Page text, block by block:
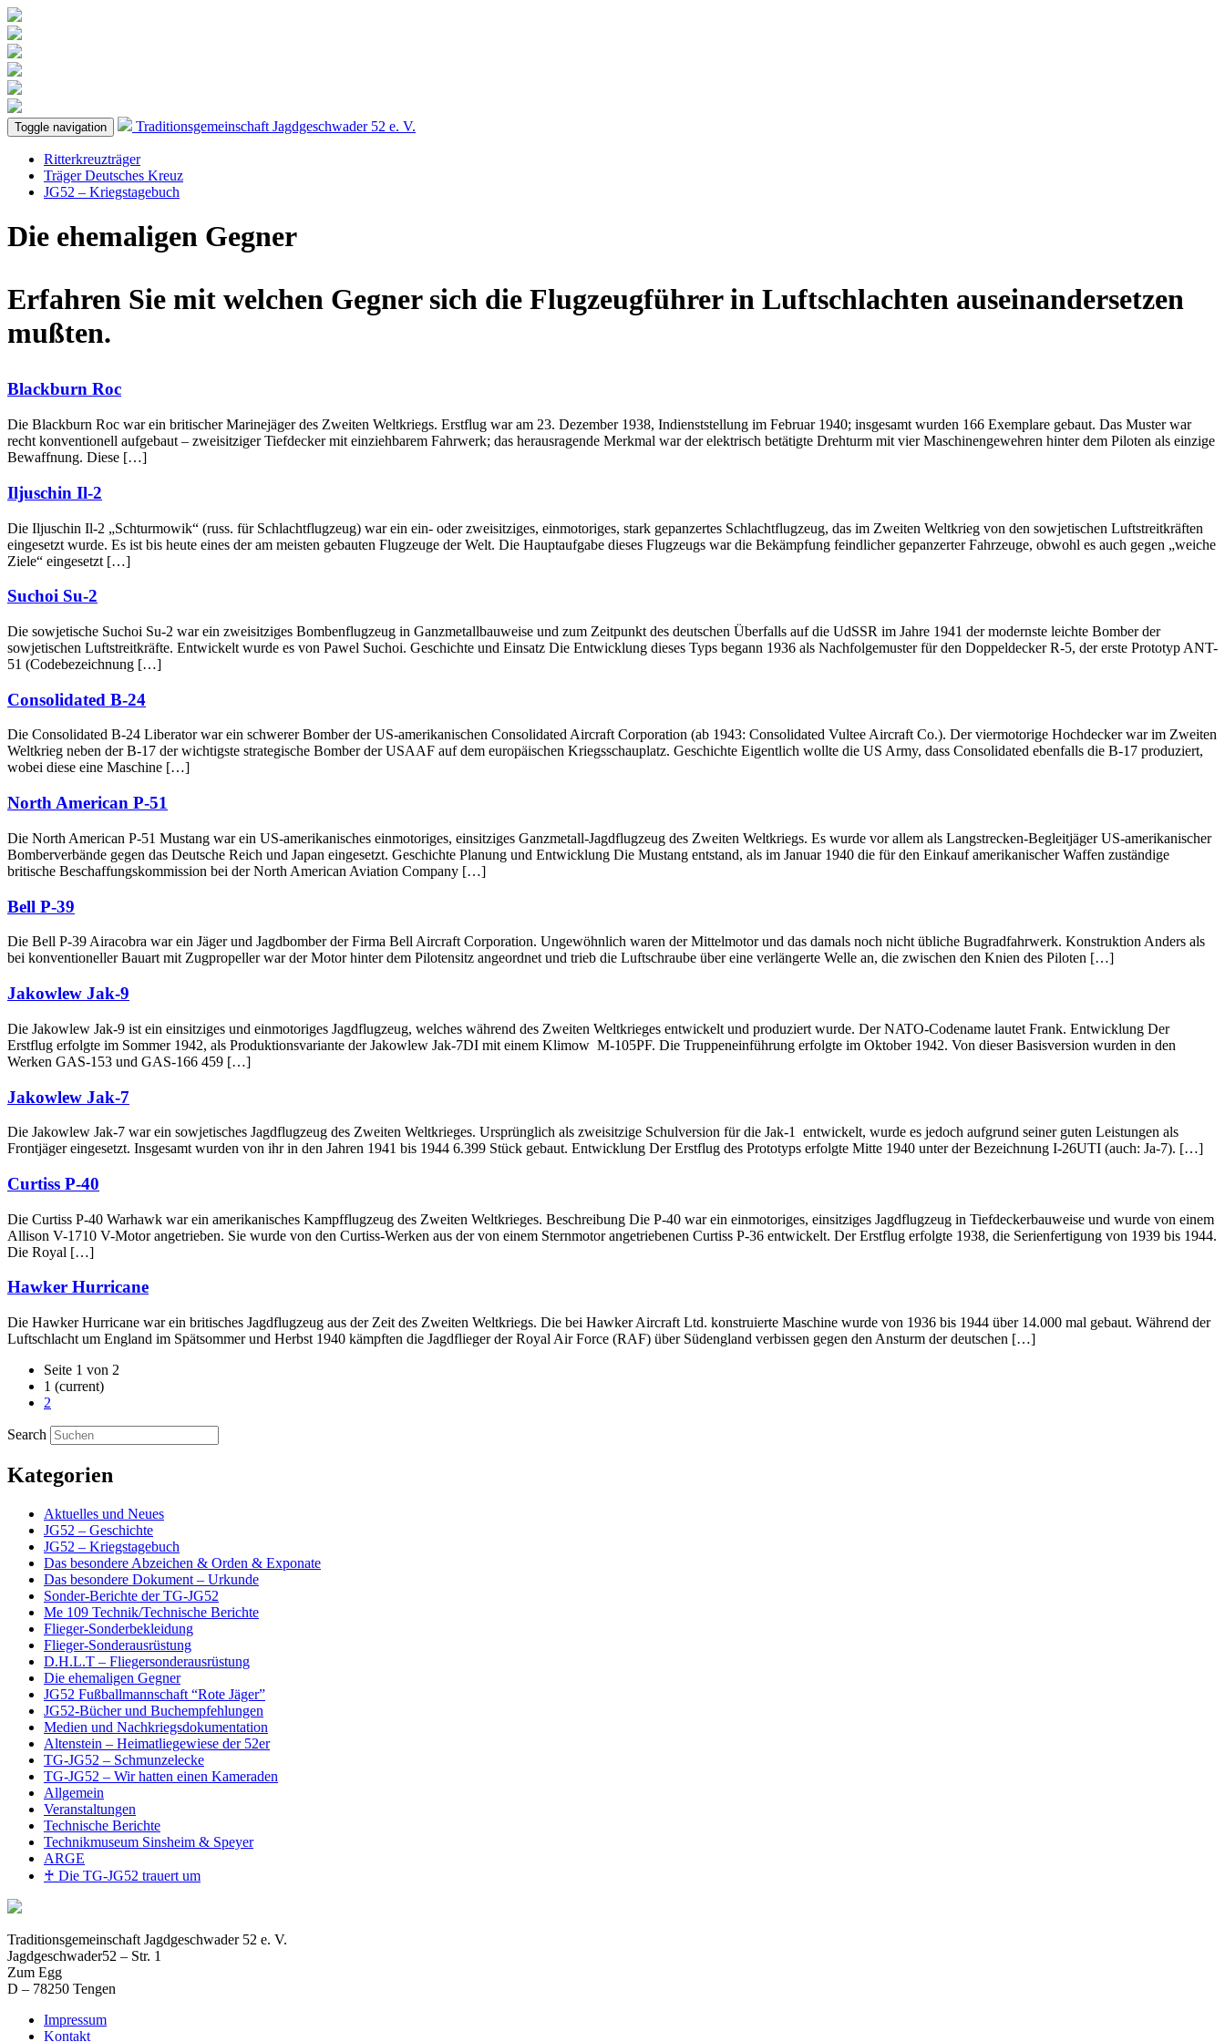
Toggle navigation Traditionsgemeinschaft Jagdgeschwader 52 e. V.
Ritterkreuzträger
Träger Deutsches Kreuz
JG52 – Kriegstagebuch
Die ehemaligen Gegner
Erfahren Sie mit welchen Gegner sich die Flugzeugführer in Luftschlachten auseinandersetzen
mußten.
Blackburn Roc
Die Blackburn Roc war ein britischer Marinejäger des Zweiten Weltkriegs. Erstflug war am 23. Dezember 1938, Indienststellung im Februar 1940; insgesamt wurden 166 Exemplare gebaut. Das Muster war
recht konventionell aufgebaut – zweisitziger Tiefdecker mit einziehbarem Fahrwerk; das herausragende Merkmal war der elektrisch betätigte Drehturm mit vier Maschinengewehren hinter dem Piloten als einzige
Bewaffnung. Diese […]
Iljuschin Il-2
Die Iljuschin Il-2 „Schturmowik“ (russ. für Schlachtflugzeug) war ein ein- oder zweisitziges, einmotoriges, stark gepanzertes Schlachtflugzeug, das im Zweiten Weltkrieg von den sowjetischen Luftstreitkräften
eingesetzt wurde. Es ist bis heute eines der am meisten gebauten Flugzeuge der Welt. Die Hauptaufgabe dieses Flugzeugs war die Bekämpfung feindlicher gepanzerter Fahrzeuge, obwohl es auch gegen „weiche
Ziele“ eingesetzt […]
Suchoi Su-2
Die sowjetische Suchoi Su-2 war ein zweisitziges Bombenflugzeug in Ganzmetallbauweise und zum Zeitpunkt des deutschen Überfalls auf die UdSSR im Jahre 1941 der modernste leichte Bomber der
sowjetischen Luftstreitkräfte. Entwickelt wurde es von Pawel Suchoi. Geschichte und Einsatz Die Entwicklung dieses Typs begann 1936 als Nachfolgemuster für den Doppeldecker R-5, der erste Prototyp ANT-
51 (Codebezeichnung […]
Consolidated B-24
Die Consolidated B-24 Liberator war ein schwerer Bomber der US-amerikanischen Consolidated Aircraft Corporation (ab 1943: Consolidated Vultee Aircraft Co.). Der viermotorige Hochdecker war im Zweiten
Weltkrieg neben der B-17 der wichtigste strategische Bomber der USAAF auf dem europäischen Kriegsschauplatz. Geschichte Eigentlich wollte die US Army, dass Consolidated ebenfalls die B-17 produziert,
wobei diese eine Maschine […]
North American P-51
Die North American P-51 Mustang war ein US-amerikanisches einmotoriges, einsitziges Ganzmetall-Jagdflugzeug des Zweiten Weltkriegs. Es wurde vor allem als Langstrecken-Begleitjäger US-amerikanischer
Bomberverbände gegen das Deutsche Reich und Japan eingesetzt. Geschichte Planung und Entwicklung Die Mustang entstand, als im Januar 1940 die für den Einkauf amerikanischer Waffen zuständige
britische Beschaffungskommission bei der North American Aviation Company […]
Bell P-39
Die Bell P-39 Airacobra war ein Jäger und Jagdbomber der Firma Bell Aircraft Corporation. Ungewöhnlich waren der Mittelmotor und das damals noch nicht übliche Bugradfahrwerk. Konstruktion Anders als
bei konventioneller Bauart mit Zugpropeller war der Motor hinter dem Pilotensitz angeordnet und trieb die Luftschraube über eine verlängerte Welle an, die zwischen den Knien des Piloten […]
Jakowlew Jak-9
Die Jakowlew Jak-9 ist ein einsitziges und einmotoriges Jagdflugzeug, welches während des Zweiten Weltkrieges entwickelt und produziert wurde. Der NATO-Codename lautet Frank. Entwicklung Der
Erstflug erfolgte im Sommer 1942, als Produktionsvariante der Jakowlew Jak-7DI mit einem Klimow M-105PF. Die Truppeneinführung erfolgte im Oktober 1942. Von dieser Basisversion wurden in den
Werken GAS-153 und GAS-166 459 […]
Jakowlew Jak-7
Die Jakowlew Jak-7 war ein sowjetisches Jagdflugzeug des Zweiten Weltkrieges. Ursprünglich als zweisitzige Schulversion für die Jak-1 entwickelt, wurde es jedoch aufgrund seiner guten Leistungen als
Frontjäger eingesetzt. Insgesamt wurden von ihr in den Jahren 1941 bis 1944 6.399 Stück gebaut. Entwicklung Der Erstflug des Prototyps erfolgte Mitte 1940 unter der Bezeichnung I-26UTI (auch: Ja-7). […]
Curtiss P-40
Die Curtiss P-40 Warhawk war ein amerikanisches Kampfflugzeug des Zweiten Weltkrieges. Beschreibung Die P-40 war ein einmotoriges, einsitziges Jagdflugzeug in Tiefdeckerbauweise und wurde von einem
Allison V-1710 V-Motor angetrieben. Sie wurde von den Curtiss-Werken aus der von einem Sternmotor angetriebenen Curtiss P-36 entwickelt. Der Erstflug erfolgte 1938, die Serienfertigung von 1939 bis 1944.
Die Royal […]
Hawker Hurricane
Die Hawker Hurricane war ein britisches Jagdflugzeug aus der Zeit des Zweiten Weltkriegs. Die bei Hawker Aircraft Ltd. konstruierte Maschine wurde von 1936 bis 1944 über 14.000 mal gebaut. Während der
Luftschlacht um England im Spätsommer und Herbst 1940 kämpften die Jagdflieger der Royal Air Force (RAF) über Südengland verbissen gegen den Ansturm der deutschen […]
Seite 1 von 2
1 (current)
2
Search
Kategorien
Aktuelles und Neues
JG52 – Geschichte
JG52 – Kriegstagebuch
Das besondere Abzeichen & Orden & Exponate
Das besondere Dokument – Urkunde
Sonder-Berichte der TG-JG52
Me 109 Technik/Technische Berichte
Flieger-Sonderbekleidung
Flieger-Sonderausrüstung
D.H.L.T – Fliegersonderausrüstung
Die ehemaligen Gegner
JG52 Fußballmannschaft “Rote Jäger”
JG52-Bücher und Buchempfehlungen
Medien und Nachkriegsdokumentation
Altenstein – Heimatliegewiese der 52er
TG-JG52 – Schmunzelecke
TG-JG52 – Wir hatten einen Kameraden
Allgemein
Veranstaltungen
Technische Berichte
Technikmuseum Sinsheim & Speyer
ARGE
♰ Die TG-JG52 trauert um
Traditionsgemeinschaft Jagdgeschwader 52 e. V.
Jagdgeschwader52 – Str. 1
Zum Egg
D – 78250 Tengen
Impressum
Kontakt